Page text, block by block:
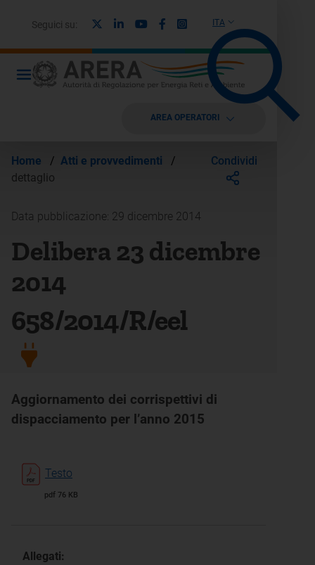
ITA
Seguici su: LinkedinYoutubeFacebook
Instagram
AREA OPERATORI
Home / Atti e provvedimenti
/
dettaglio
Condividi
Data pubblicazione: 29 dicembre 2014
Delibera 23 dicembre
2014
658/2014/R/eel
Aggiornamento dei corrispettivi di
dispacciamento per l’anno 2015
Testo
pdf 76 KB
Allegati: